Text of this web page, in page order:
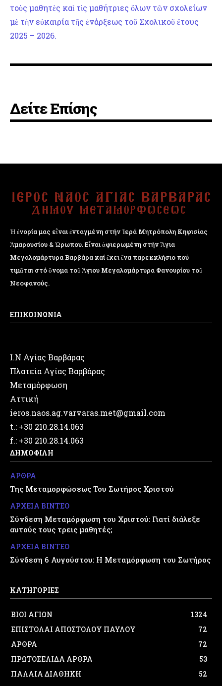
τοὺς μαθητὲς καὶ τὶς μαθήτριες ὅλων τῶν σχολείων
μὲ τὴν εὐκαιρία τῆς ἐνάρξεως τοῦ Σχολικοῦ ἔτους
2025 – 2026.
Δείτε Επίσης
Ἡ ἐνορία μας εἶναι ἐνταγμένη στήν Ἱερά Μητρόπολη Κηφισίας
Ἁμαρουσίου & Ὠρωπου. Εἶναι ἀφιερωμένη στήν Ἅγια
Μεγαλομάρτυρα Βαρβάρα καί ἔχει ἕνα παρεκκλήσιο πού
τιμᾶται στό ὄνομα τοῦ Ἁγιου Μεγαλομάρτυρα Φανουρίου τοῦ
Νεοφανούς.
ΕΠΙΚΟΙΝΩΝΙΑ
Ι.Ν Αγίας Βαρβάρας
Πλατεία Αγίας Βαρβάρας
Μεταμόρφωση
Αττική
ieros.naos.ag.varvaras.met@gmail.com
t.: +30 210.28.14.063
f.: +30 210.28.14.063
ΔΗΜΟΦΙΛΗ
ΑΡΘΡΑ
Της Μεταμορφώσεως Του Σωτήρος Χριστού
ΑΡΧΕΙΑ ΒΙΝΤΕΟ
Σύνδεση Μεταμόρφωση του Χριστού: Γιατί διάλεξε
αυτούς τους τρεις μαθητές;
ΑΡΧΕΙΑ ΒΙΝΤΕΟ
Σύνδεση 6 Αυγούστου: Η Μεταμόρφωση του Σωτήρος
ΚΑΤΗΓΟΡΙΕΣ
ΒΙΟΙ ΑΓΙΩΝ
1324
ΕΠΙΣΤΟΛΑΙ ΑΠΟΣΤΟΛΟΥ ΠΑΥΛΟΥ
72
ΑΡΘΡΑ
72
ΠΡΩΤΟΣΕΛΙΔΑ ΑΡΘΡΑ
53
ΠΑΛΑΙΑ ΔΙΑΘΗΚΗ
52